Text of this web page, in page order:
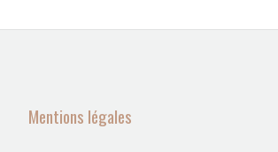
Mentions légales